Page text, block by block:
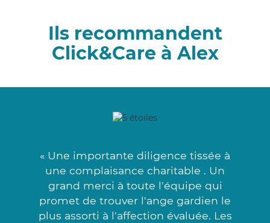
Ils recommandent
Click&Care à Alex
« Une importante diligence tissée à
une complaisance charitable . Un
grand merci à toute l'équipe qui
promet de trouver l'ange gardien le
plus assorti à l'affection évaluée. Les